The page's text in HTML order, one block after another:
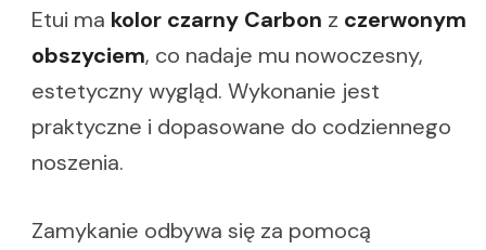
Etui ma kolor czarny Carbon z czerwonym
obszyciem, co nadaje mu nowoczesny,
estetyczny wygląd. Wykonanie jest
praktyczne i dopasowane do codziennego
noszenia.
Zamykanie odbywa się za pomocą